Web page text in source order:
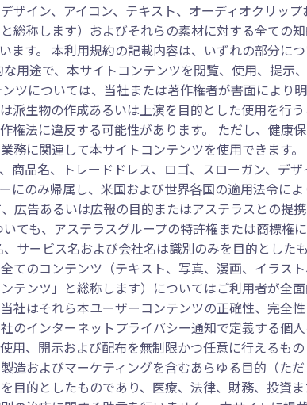
ザイン、アイコン、テキスト、オーディオクリッ
総称します）およびそれらの素材に対する全て
ます。 本利用規約の記載内容は、いずれの部分
用途で、本サイトコンテンツを閲覧、使用、提
ツについては、当社または著作権者が書面により
派生物の作成あるいは上演を目的とした使用を行
権法に違反する可能性があります。 ただし、健
務に関連して本サイトコンテンツを使用できます
商品名、トレードドレス、ロゴ、スローガン、デ
にのみ帰属し、米国および世界各国の適用法令に
広告あるいは広報の目的またはアステラスとの
ても、アステラスグループの特許権または商標
サービス名および会社名は識別のみを目的とし
てのコンテンツ（テキスト、写真、漫画、イラス
テンツ」と総称します）についてはご利用者が全
社はそれら本ユーザーコンテンツの正確性、完
のインターネットプライバシー通知で定義する
用、開示および配布を無制限かつ任意に行えるも
造およびマーケティングを含むあらゆる目的（た
目的としたものであり、医療、法律、財務、投資